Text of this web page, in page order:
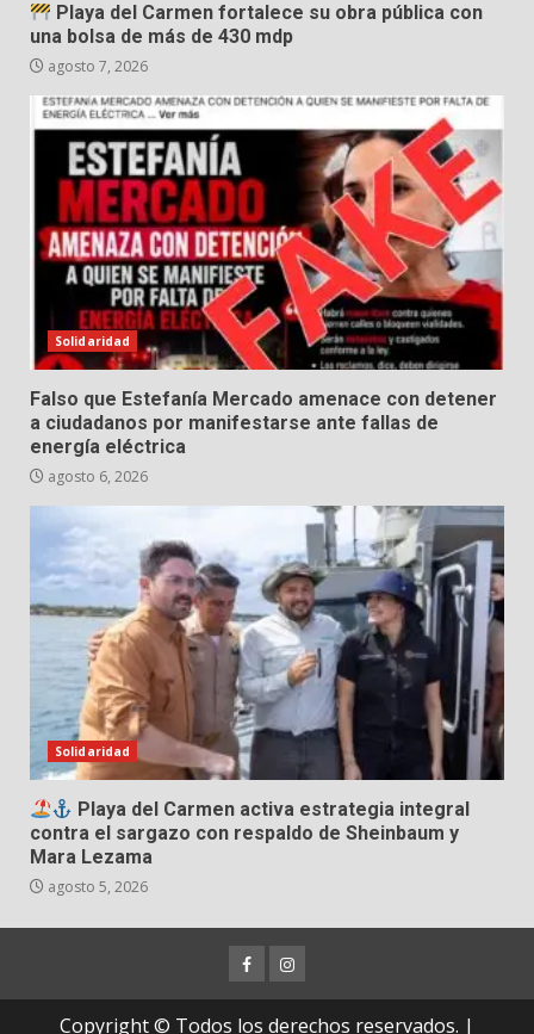
Playa del Carmen fortalece su obra pública con
una bolsa de más de 430 mdp
agosto 7, 2026
Solidaridad
Falso que Estefanía Mercado amenace con detener
a ciudadanos por manifestarse ante fallas de
energía eléctrica
agosto 6, 2026
Solidaridad
Playa del Carmen activa estrategia integral
contra el sargazo con respaldo de Sheinbaum y
Mara Lezama
agosto 5, 2026
FacebookInstagram
Copyright © Todos los derechos reservados. |